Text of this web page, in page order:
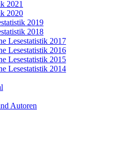
2021
2020
2019
2018
Lesestatistik 2017
Lesestatistik 2016
Lesestatistik 2015
Lesestatistik 2014
Autoren